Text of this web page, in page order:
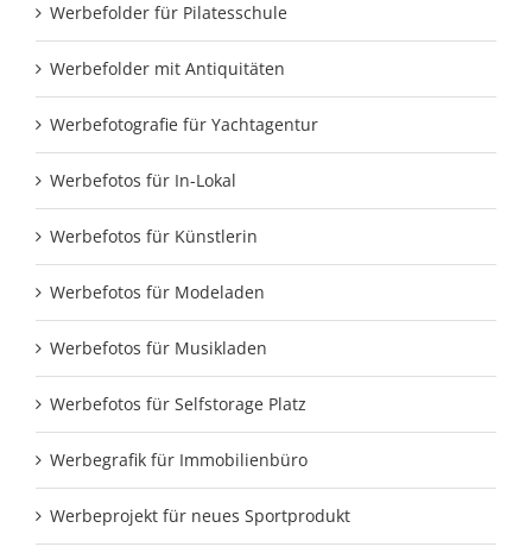
Werbefolder für Pilatesschule
Werbefolder mit Antiquitäten
Werbefotografie für Yachtagentur
Werbefotos für In-Lokal
Werbefotos für Künstlerin
Werbefotos für Modeladen
Werbefotos für Musikladen
Werbefotos für Selfstorage Platz
Werbegrafik für Immobilienbüro
Werbeprojekt für neues Sportprodukt